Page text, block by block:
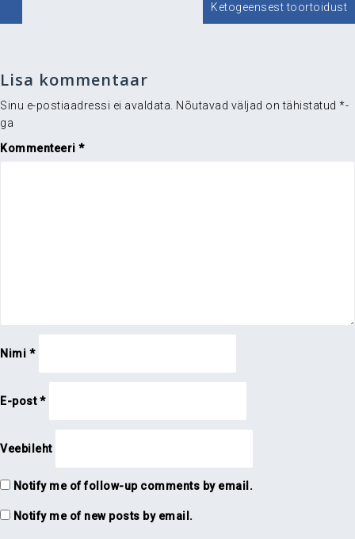
Ketogeensest toortoidust
Lisa kommentaar
Sinu e-postiaadressi ei avaldata. Nõutavad väljad on tähistatud *-
ga
Kommenteeri *
Nimi *
E-post*
Veebileht
Notify me of follow-up comments by email.
Notify me of new posts by email.